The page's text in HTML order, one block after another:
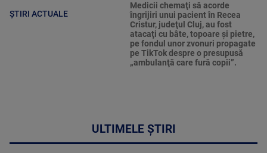
ȘTIRI ACTUALE
Medicii chemaţi să acorde
îngrijiri unui pacient în Recea
Cristur, judeţul Cluj, au fost
atacaţi cu bâte, topoare şi pietre,
pe fondul unor zvonuri propagate
pe TikTok despre o presupusă
„ambulanţă care fură copii”.
ULTIMELE ȘTIRI